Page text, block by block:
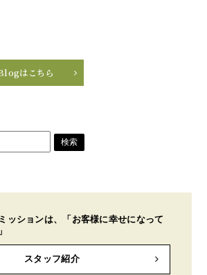
はこちら
ッションは、「お客様に幸せになって
スタッフ紹介